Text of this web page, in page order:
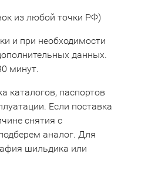
из любой точки РФ)
и при необходимости
данных.
минут.
каталогов, паспортов
Если поставка
снятия с
аналог. Для
шильдика или